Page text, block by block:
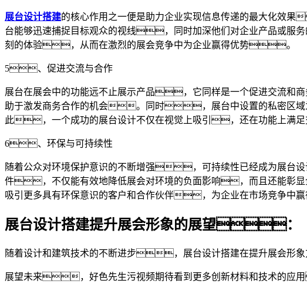
展台设计搭建的核心作用之一便是助力企业实现信息传递的最大化效
台能够迅速捕捉目标观众的视线，同时加深他们对企业产品或
刻的体验，从而在激烈的展会竞争中为企业赢得优势。
5、促进交流与合作
展台在展会中的功能远不止展示产品，它同样是一个促进交流
助于激发商务合作的机会。同时，展台中设置的私密区域
此，一个成功的展台设计不仅在视觉上吸引，还在功能上满
6、环保与可持续性
随着公众对环境保护意识的不断增强，可持续性已经成为展台
件，不仅能有效地降低展会对环境的负面影响，而且还能彰
吸引更多具有环保意识的客户和合作伙伴，为企业在市场竞争中
展台设计搭建提升展会形象的展望：
随着设计和建筑技术的不断进步，展台设计搭建在提升展会形
展望未来，好色先生污视频期待看到更多创新材料和技术的